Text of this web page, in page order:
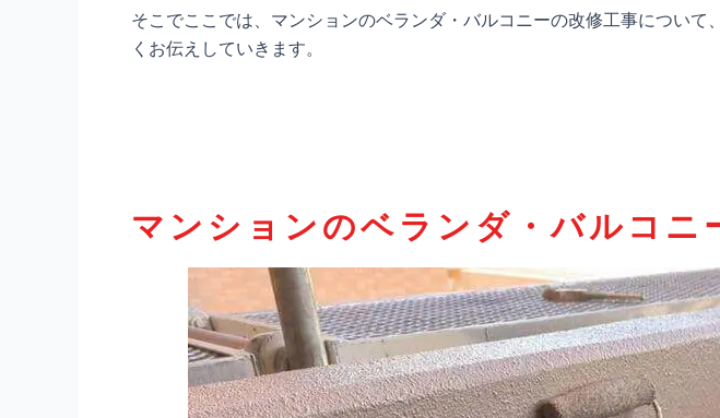
そこでここでは、マンションのベランダ・バルコニーの改修工事につい
くお伝えしていきます。
マンションのベランダ・バルコニ